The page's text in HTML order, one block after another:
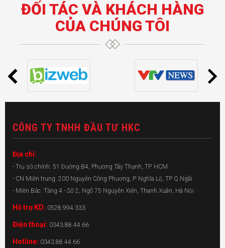
ĐỐI TÁC VÀ KHÁCH HÀNG
CỦA CHÚNG TÔI
CÔNG TY TNHH ĐẦU TƯ HKC
Địa chỉ:
- Trụ sở chính: 51 Đường B4, Phường Tây Thạnh, TP. HCM
- CN Miền trung: 200 Nguyễn Công Phương, P. Nghĩa Lộ, TP Q.Ngãi
- Miền Bắc: Tầng 4 - Số 2, Ngõ 75 Nguyễn Xiển, Thanh Xuân, Hà Nội
Hỗ trợ KD: 0528.994.333
Điện thoại: 0343.88.44.66
Hotline: 0343.88.44.66